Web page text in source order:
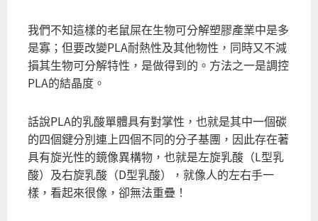
我們不知這樣的老鼠屎在生物可分解塑膠產業中是多
是寡；但要改變PLA耐熱性及其他物性，同時又不減
損其生物可分解特性，是做得到的。方法之一是調控
PLA的結晶度。
話說PLA的乳酸單體具有對掌性，也就是其中一個碳
的四個鍵分別連上四個不同的分子基團，因此存在著
具有旋光性的鏡像異構物，也就是左旋乳酸（L型乳
酸）及右旋乳酸（D型乳酸），就像人的左右手一
樣，看起來很像，卻無法重疊！